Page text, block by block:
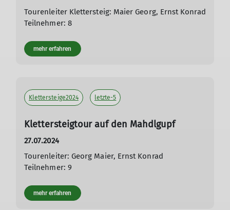
Tourenleiter Klettersteig: Maier Georg, Ernst Konrad
Teilnehmer: 8
mehr erfahren
Klettersteige2024 letzte-5
Klettersteigtour auf den Mahdlgupf
27.07.2024
Tourenleiter: Georg Maier, Ernst Konrad
Teilnehmer: 9
mehr erfahren